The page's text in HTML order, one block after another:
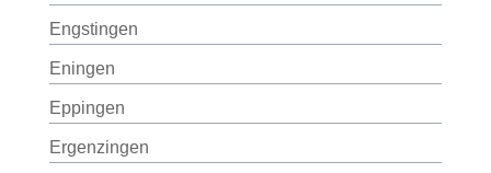
Engstingen
Eningen
Eppingen
Ergenzingen